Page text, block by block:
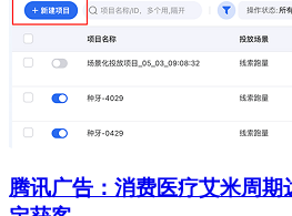
腾讯广告：消费医疗艾米周期